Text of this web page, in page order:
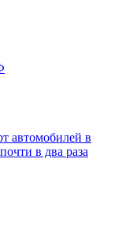
автомобилей в
в два раза